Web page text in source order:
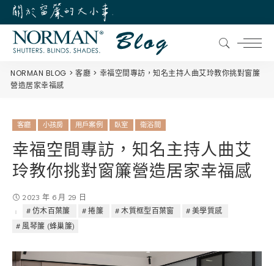
NORMAN BLOG 客廳
幸福空間專訪，知名主持人曲艾玲教你挑對窗簾
營造居家幸福感
客廳 小孩房 用戶案例 臥室 衛浴間
幸福空間專訪，知名主持人曲艾
玲教你挑對窗簾營造居家幸福感
2023 年 6 月 29 日
仿木百葉簾
捲簾 木質框型百葉窗
美學質感
風琴簾 (蜂巢簾)